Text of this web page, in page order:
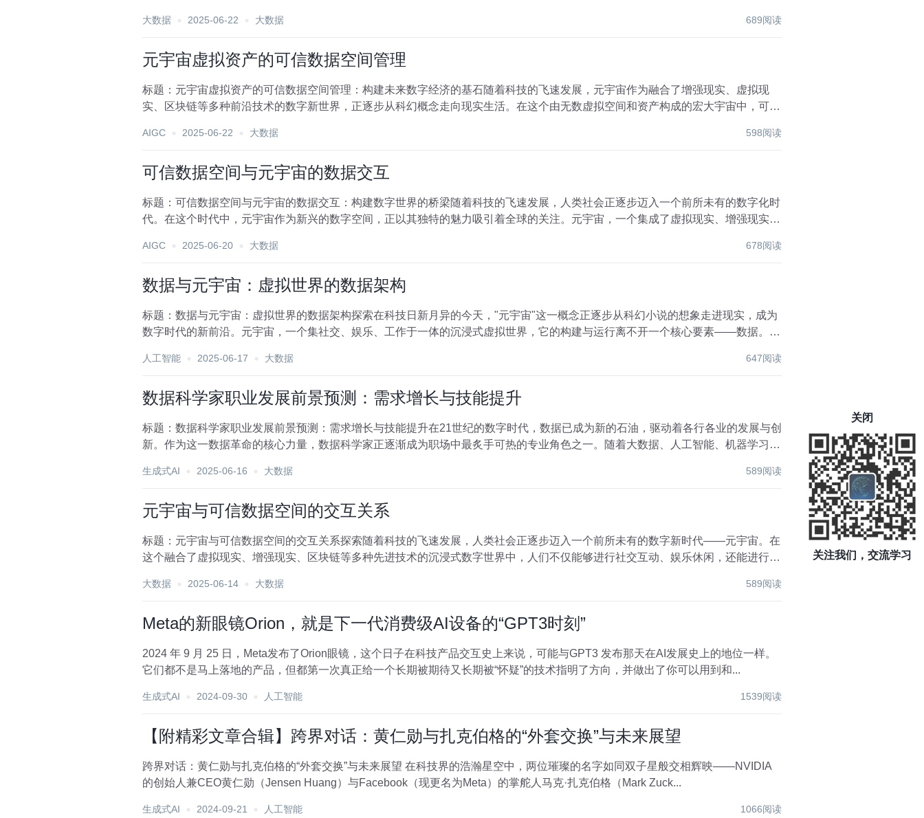
大数据 2025-06-22 大数据 689阅读
元宇宙虚拟资产的可信数据空间管理
标题：元宇宙虚拟资产的可信数据空间管理：构建未来数字经济的基石随着科技的飞速发展，元宇宙作为融合了增强现实、虚拟现
实、区块链等多种前沿技术的数字新世界，正逐步从科幻概念走向现实生活。在这个由无数虚拟空间和资产构成的宏大宇宙中，可信
AIGC 2025-06-22 大数据 598阅读
可信数据空间与元宇宙的数据交互
标题：可信数据空间与元宇宙的数据交互：构建数字世界的桥梁随着科技的飞速发展，人类社会正逐步迈入一个前所未有的数字化时
代。在这个时代中，元宇宙作为新兴的数字空间，正以其独特的魅力吸引着全球的关注。元宇宙，一个集成了虚拟现实、增强现实、
AIGC 2025-06-20 大数据 678阅读
数据与元宇宙：虚拟世界的数据架构
标题：数据与元宇宙：虚拟世界的数据架构探索在科技日新月异的今天，"元宇宙"这一概念正逐步从科幻小说的想象走进现实，成为
数字时代的新前沿。元宇宙，一个集社交、娱乐、工作于一体的沉浸式虚拟世界，它的构建与运行离不开一个核心要素——数据。数
人工智能 2025-06-17 大数据 647阅读
数据科学家职业发展前景预测：需求增长与技能提升
标题：数据科学家职业发展前景预测：需求增长与技能提升在21世纪的数字时代，数据已成为新的石油，驱动着各行各业的发展与创
新。作为这一数据革命的核心力量，数据科学家正逐渐成为职场中最炙手可热的专业角色之一。随着大数据、人工智能、机器学习等
生成式AI 2025-06-16 大数据 589阅读
元宇宙与可信数据空间的交互关系
标题：元宇宙与可信数据空间的交互关系探索随着科技的飞速发展，人类社会正逐步迈入一个前所未有的数字新时代——元宇宙。在
这个融合了虚拟现实、增强现实、区块链等多种先进技术的沉浸式数字世界中，人们不仅能够进行社交互动、娱乐休闲，还能进行工
大数据 2025-06-14 大数据 589阅读
Meta的新眼镜Orion，就是下一代消费级AI设备的“GPT3时刻”
2024 年 9 月 25 日，Meta发布了Orion眼镜，这个日子在科技产品交互史上来说，可能与GPT3 发布那天在AI发展史上的地位一样。
它们都不是马上落地的产品，但都第一次真正给一个长期被期待又长期被“怀疑”的技术指明了方向，并做出了你可以用到和...
生成式AI 2024-09-30 人工智能 1539阅读
【附精彩文章合辑】跨界对话：黄仁勋与扎克伯格的“外套交换”与未来展望
跨界对话：黄仁勋与扎克伯格的“外套交换”与未来展望 在科技界的浩瀚星空中，两位璀璨的名字如同双子星般交相辉映——NVIDIA
的创始人兼CEO黄仁勋（Jensen Huang）与Facebook（现更名为Meta）的掌舵人马克·扎克伯格（Mark Zuck...
生成式AI 2024-09-21 人工智能 1066阅读
关闭
关注我们，交流学习